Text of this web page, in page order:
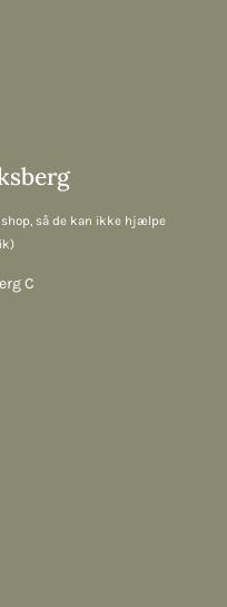
så de kan ikke hjælpe
C